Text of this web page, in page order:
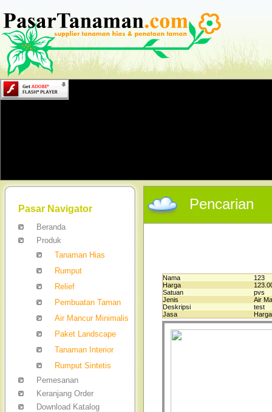
Pasar Navigator
Beranda
Produk
Tanaman Hias
Rumput
Relief
Pembuatan Taman
Air Mancur Minimalis
Paket Landscape
Tanaman Interior
Rumput Sintetis
Pemesanan
Keranjang Order
Download Katalog
Pencarian
Nama
123
Harga
Satuan
pvs
Jenis
Air
Deskripsi
test
Jasa